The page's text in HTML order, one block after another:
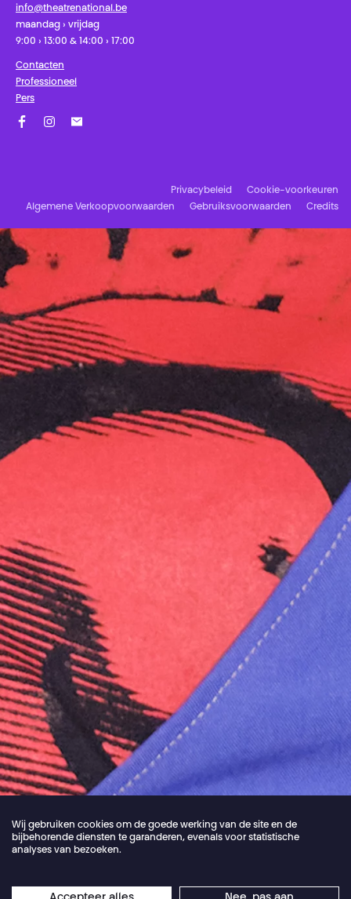
info@theatrenational.be
maandag › vrijdag
9:00 › 13:00 & 14:00 › 17:00
Contacten
Professioneel
Pers
Privacybeleid
Cookie-voorkeuren
Algemene Verkoopvoorwaarden
Gebruiksvoorwaarden Credits
Jordan Core
Wij gebruiken cookies om de goede werking van de site en de
bijbehorende diensten te garanderen, evenals voor statistische
analyses van bezoeken.